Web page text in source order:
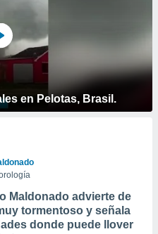
en Pelotas, Brasil.
Maldonado advierte de
tormentoso y señala
donde puede llover